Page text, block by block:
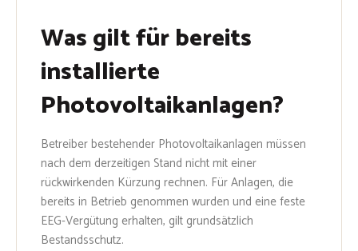
Was gilt für bereits
installierte
Photovoltaikanlagen?
Betreiber bestehender Photovoltaikanlagen müssen
nach dem derzeitigen Stand nicht mit einer
rückwirkenden Kürzung rechnen. Für Anlagen, die
bereits in Betrieb genommen wurden und eine feste
EEG-Vergütung erhalten, gilt grundsätzlich
Bestandsschutz.